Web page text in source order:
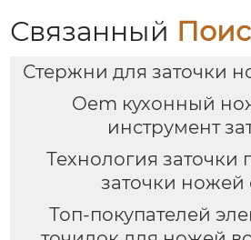
Связанный
Стержни для заточки
Oem кухонный
инструмент
Технология заточки
заточки ножей
Топ-покупателей